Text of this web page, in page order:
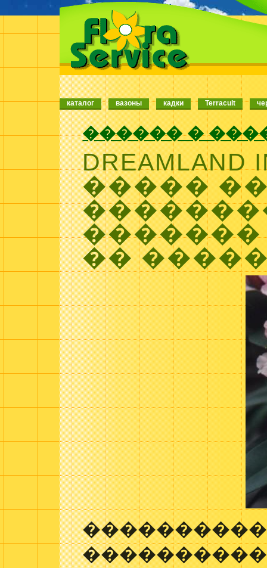
каталог вазоны кадки Terracult
������ �
DREAMLAND
�����
��